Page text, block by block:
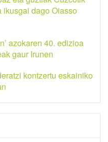
ikusgai dago Oiasso
azokaren 40. edizioa
gaur Irunen
kontzertu eskainiko